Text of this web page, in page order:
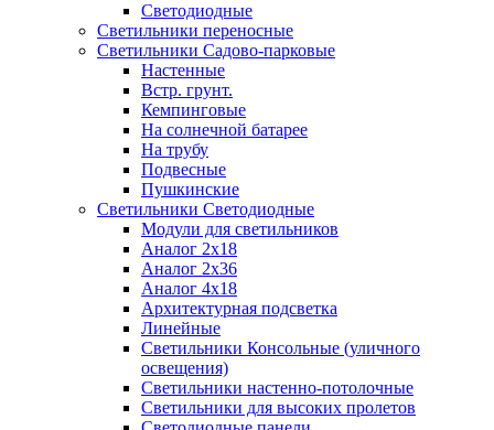
Светодиодные
Светильники переносные
Светильники Садово-парковые
Настенные
Встр. грунт.
Кемпинговые
На солнечной батарее
На трубу
Подвесные
Пушкинские
Светильники Светодиодные
Модули для светильников
Аналог 2х18
Аналог 2х36
Аналог 4х18
Архитектурная подсветка
Линейные
Светильники Консольные (уличного
освещения)
Светильники настенно-потолочные
Светильники для высоких пролетов